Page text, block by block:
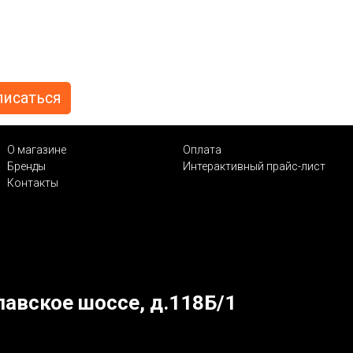
О магазине
Оплата
Бренды
Интерактивный прайс-лист
Контакты
шоссе, д.118Б/1